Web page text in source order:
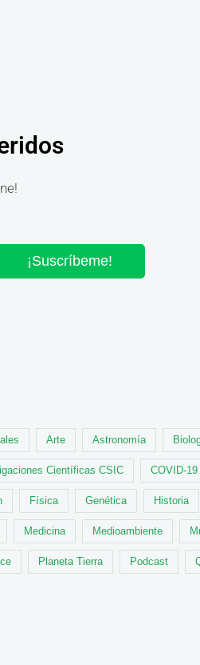
¡Suscríbeme!
Arte Astronomía
Científicas CSIC COVID-19
Física Genética Historia
Medicina Medioambiente
Planeta Tierra Podcast